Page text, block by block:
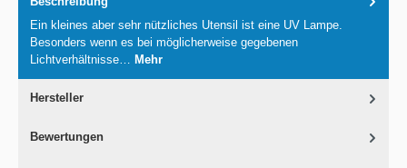
Ein kleines aber sehr nützliches Utensil ist eine UV Lampe.
Besonders wenn es bei möglicherweise gegebenen
Lichtverhältnisse… Mehr
Hersteller
Bewertungen